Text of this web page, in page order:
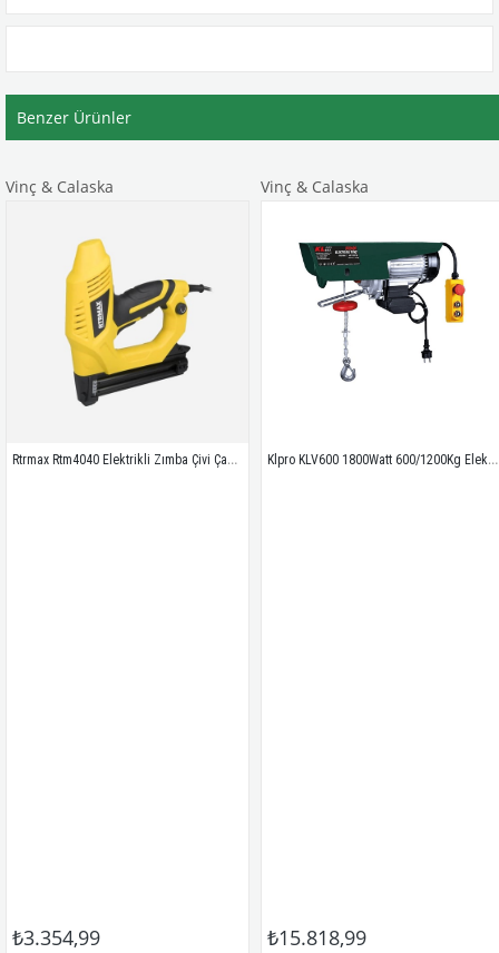
Benzer Ürünler
Vinç & Calaska
Rtrmax Rtm4040 Elektrikli Zımba Çivi Çakma Tabancası 15- 32mm
₺3.354,99
Vinç & Calaska
Klpro KLV600 1800Watt 600/1200Kg Elektrikli Vinç
₺15.818,99